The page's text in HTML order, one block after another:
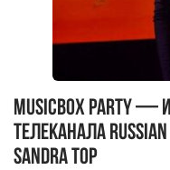
MUSICBOX PARTY
телеканала
Sandra Top